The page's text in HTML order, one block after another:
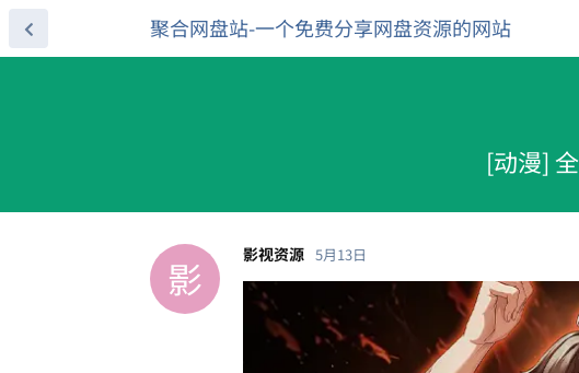
聚合网盘站-一个免费分享网盘资源的网站
[动漫]
影 影视资源 5月13日